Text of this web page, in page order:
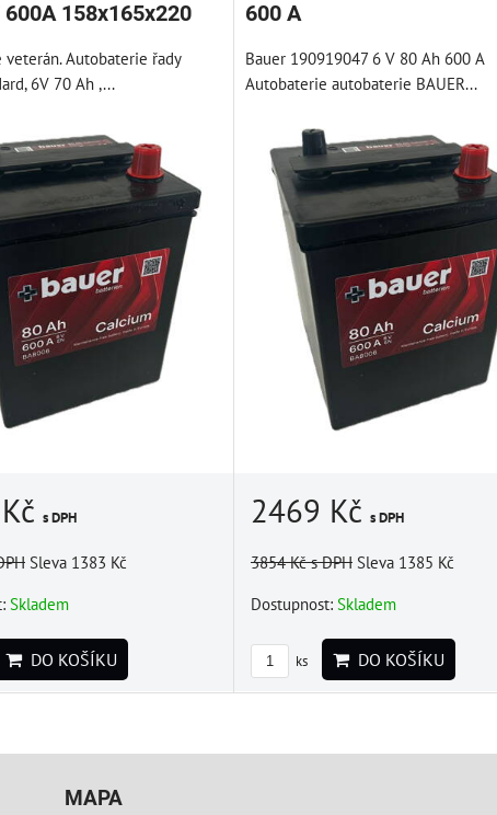
600A 158x165x220
Autobaterie řady
6V 70 Ah ,...
s DPH
Sleva 1383 Kč
Skladem
DO KOŠÍKU
600 A
Bauer 190919047 6 V 80 Ah 600 A
Autobaterie autobaterie BAUER...
2469 Kč s DPH
3854 Kčs DPH Sleva 1385 Kč
Dostupnost: Skladem
ks DO KOŠÍKU
MAPA